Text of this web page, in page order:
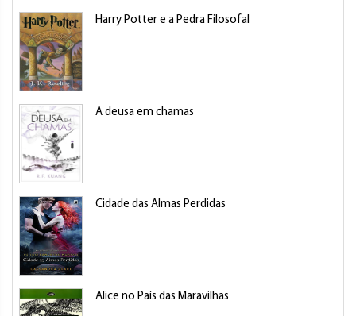
Harry Potter e a Pedra Filosofal
A deusa em chamas
Cidade das Almas Perdidas
Alice no País das Maravilhas